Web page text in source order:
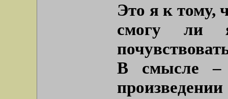
Это я к тому,
смогу ли
В смысле –